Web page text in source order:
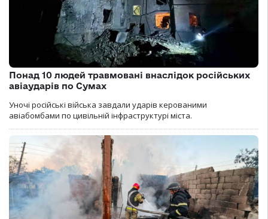
Понад 10 людей травмовані внаслідок російських
авіаударів по Сумах
Уночі російські війська завдали ударів керованими
авіабомбами по цивільній інфраструктурі міста.